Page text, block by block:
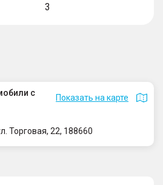
3
с
Показать на карте
Торговая, 22, 188660